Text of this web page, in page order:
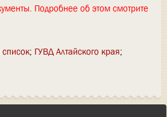
Подробнее об этом смотрите
ГУВД Алтайского края